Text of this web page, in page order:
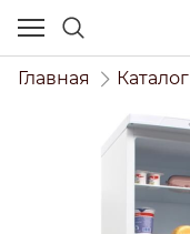
Главная Каталог